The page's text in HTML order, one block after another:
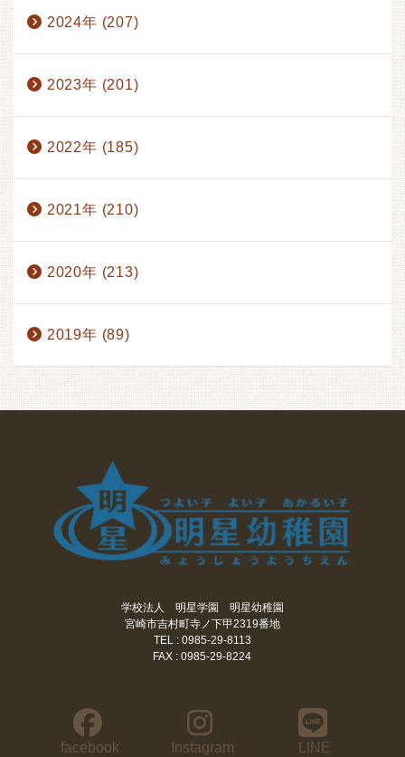
2024年 (207)
2023年 (201)
2022年 (185)
2021年 (210)
2020年 (213)
2019年 (89)
学校法人 明星学園 明星幼稚園
宮崎市吉村町寺ノ下甲2319番地
TEL : 0985-29-8113
FAX : 0985-29-8224
facebook Instagram LINE